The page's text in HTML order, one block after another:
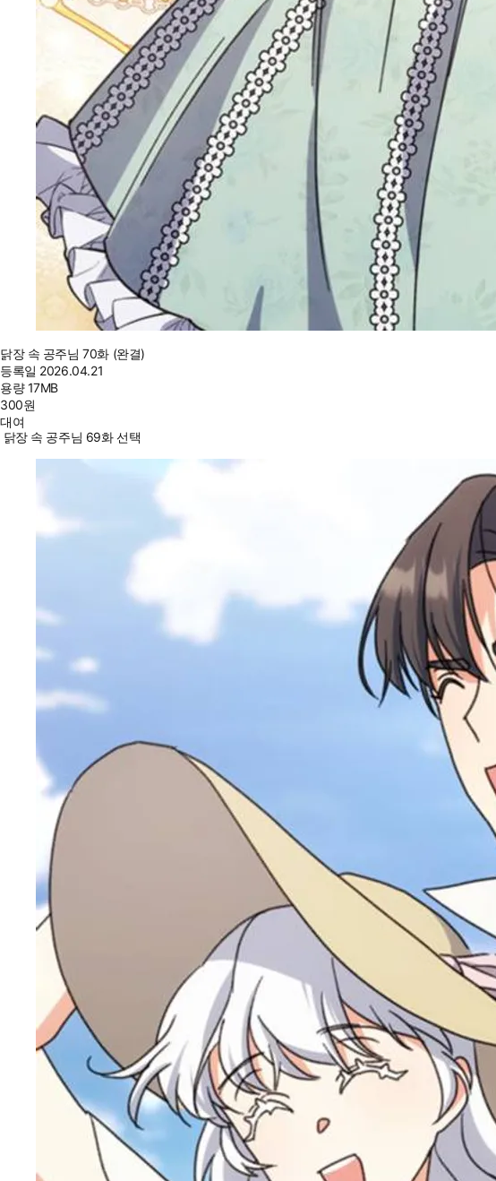
닭장 속 공주님 70화 (완결)
등록일 2026.04.21
용량17MB
300원
대여
닭장 속 공주님 69화 선택